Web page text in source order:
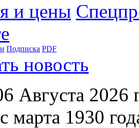
и цены
Подписка PDF
новость
Августа 2026
марта 1930